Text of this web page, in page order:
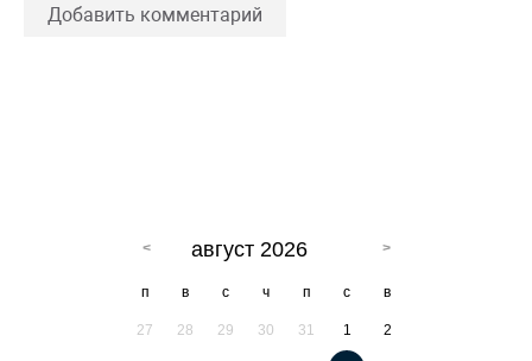
Добавить комментарий
август 2026
п в с ч п с в
27 28 29 30 31 1 2